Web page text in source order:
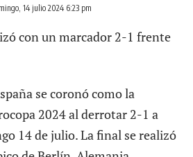
14 julio 2024 6:23 pm
con un marcador 2-1 frente
se coronó como la
2024al derrotar 2-1 a
14 de julio. La final se realizó